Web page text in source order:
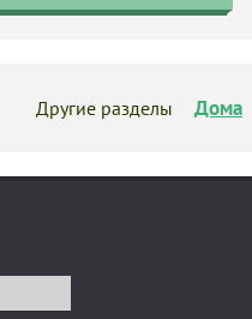
Другие разделы Дома